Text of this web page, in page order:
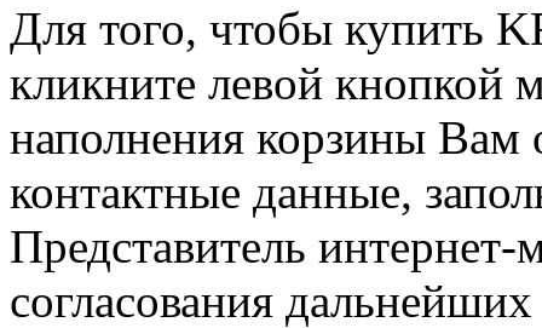
Для того, чтобы купить
кликните левой
наполнения корзины Вам
контактные данные,
Представитель
согласования